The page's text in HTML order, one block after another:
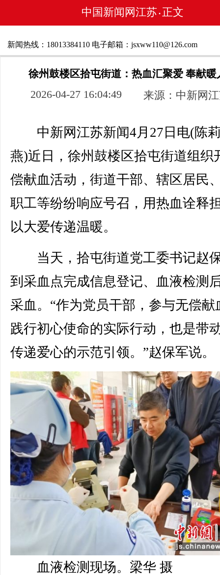
中国新闻网江苏 • 正文
新闻热线：18013384110 电子邮箱：jsxww110@126.com
徐州鼓楼区拾屯街道：热血汇聚爱 奉献暖
2026-04-27 16:04:49 来源：中新网
中新网江苏新闻4月27日电(陈
燕)近日，徐州鼓楼区拾屯街道组织
偿献血活动，街道干部、辖区居民
职工等纷纷响应号召，用热血诠释
以大爱传递温暖。
当天，拾屯街道党工委书记赵
到采血点完成信息登记、血液检测
采血。“作为党员干部，参与无偿献
践行初心使命的实际行动，也是带
传递爱心的示范引领。”赵保军说。
血液检测现场。梁华 摄